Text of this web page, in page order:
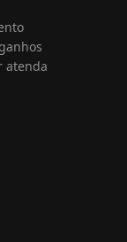
atenda